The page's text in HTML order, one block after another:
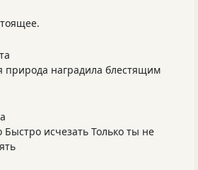
природа наградила блестящим
Быстро исчезать Только ты не